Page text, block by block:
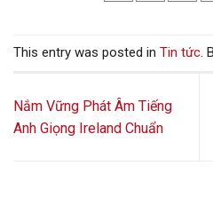
This entry was posted in Tin tức.
Nắm Vững Phát Âm Tiếng
Anh Giọng Ireland Chuẩn